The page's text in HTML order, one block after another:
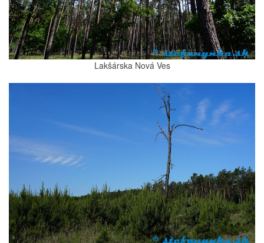
Lakšárska Nová Ves